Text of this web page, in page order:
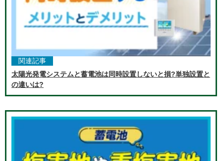
関連記事
太陽光発電システムと蓄電池は同時設置しないと損?単独設置と
の違いは?